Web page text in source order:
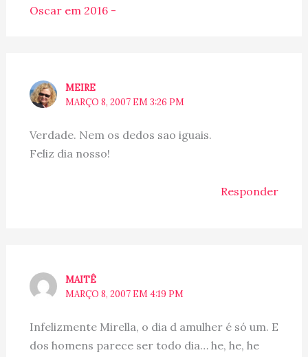
Oscar em 2016 -
MEIRE
MARÇO 8, 2007 EM 3:26 PM
Verdade. Nem os dedos sao iguais.
Feliz dia nosso!
Responder
MAITÊ
MARÇO 8, 2007 EM 4:19 PM
Infelizmente Mirella, o dia d amulher é só um. E
dos homens parece ser todo dia… he, he, he